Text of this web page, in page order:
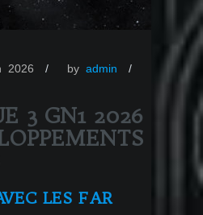
2026 by admin
3 GN1 2026
LES FAR